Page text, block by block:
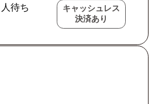
キャッシュレス
決済あり